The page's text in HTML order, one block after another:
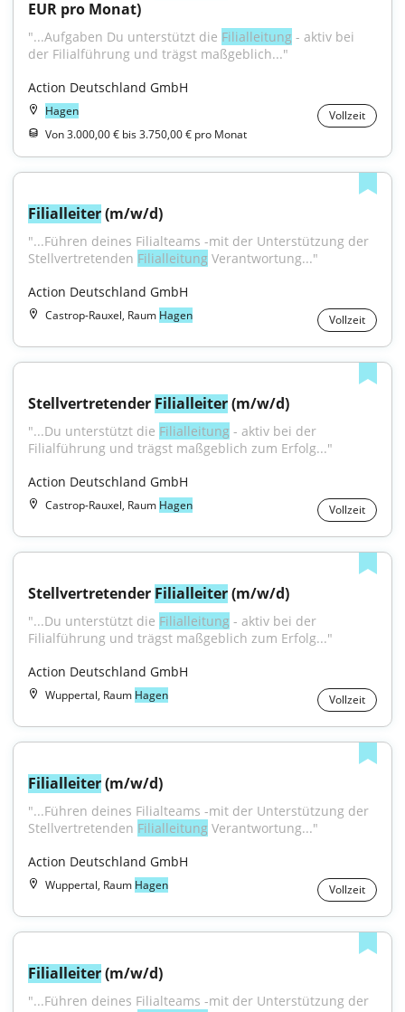
EUR pro Monat)
"...Aufgaben Du unterstützt die Filialleitung - aktiv bei
der Filialführung und trägst maßgeblich..."
Action Deutschland GmbH
Hagen
Vollzeit
Von 3.000,00 € bis 3.750,00 € pro Monat
Filialleiter (m/w/d)
"...Führen deines Filialteams -mit der Unterstützung der
Stellvertretenden Filialleitung Verantwortung..."
Action Deutschland GmbH
Castrop-Rauxel, Raum Hagen Vollzeit
Stellvertretender Filialleiter (m/w/d)
"...Du unterstützt die Filialleitung - aktiv bei der
Filialführung und trägst maßgeblich zum Erfolg..."
Action Deutschland GmbH
Castrop-Rauxel, Raum Hagen Vollzeit
Stellvertretender Filialleiter (m/w/d)
"...Du unterstützt die Filialleitung - aktiv bei der
Filialführung und trägst maßgeblich zum Erfolg..."
Action Deutschland GmbH
Wuppertal, Raum Hagen Vollzeit
Filialleiter (m/w/d)
"...Führen deines Filialteams -mit der Unterstützung der
Stellvertretenden Filialleitung Verantwortung..."
Action Deutschland GmbH
Wuppertal, Raum Hagen Vollzeit
Filialleiter (m/w/d)
"...Führen deines Filialteams -mit der Unterstützung der